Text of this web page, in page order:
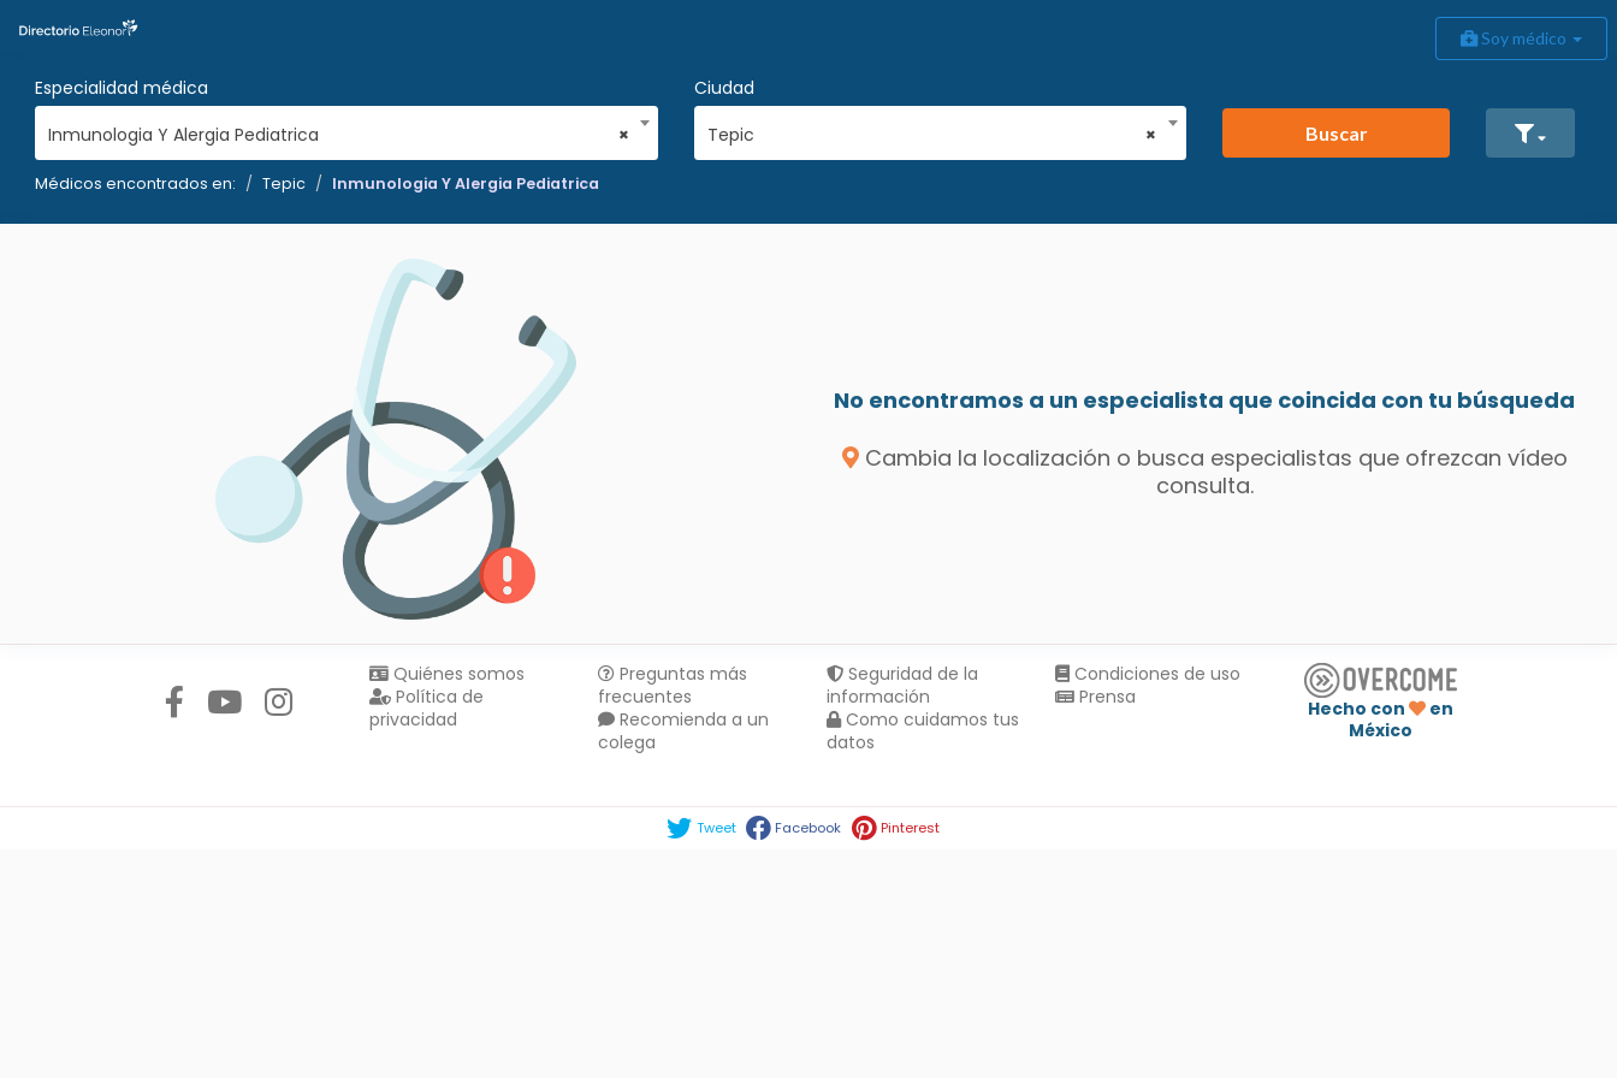
Soy médico
Especialidad médica
×
Inmunologia Y Alergia Pediatrica
Ciudad
×
Tepic Buscar
Médicos encontrados en: Tepic Inmunologia Y Alergia Pediatrica
No encontramos a un especialista que coincida con tu búsqueda
Cambia la localización o busca especialistas que ofrezcan vídeo
consulta.
Quiénes somos
Política de
privacidad
Preguntas más
frecuentes
Recomienda a un
colega
Seguridad de la
información
Como cuidamos tus
datos
Condiciones de uso
Prensa
Hecho con
en
México
Tweet Facebook Pinterest